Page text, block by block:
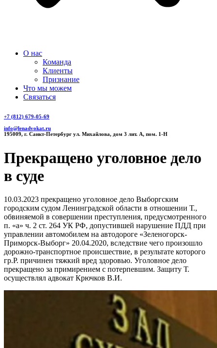
О нас
Команда
Клиенты
Признание
Что мы можем
Связаться
+7 (812) 679-05-69
info@lenadvokat.ru
195009, г. Санкт-Петербург ул. Михайлова, дом 3 лит. А, пом. 1-Н
Прекращено уголовное дело
в суде
10.03.2023 прекращено уголовное дело Выборгским
городским судом Ленинградской области в отношении Т.,
обвиняемой в совершении преступления, предусмотренного
п. «а» ч. 2 ст. 264 УК РФ, допустившей нарушение ПДД при
управлении автомобилем на автодороге «Зеленогорск-
Приморск-Выборг» 20.04.2020, вследствие чего произошло
дорожно-транспортное происшествие, в результате которого
гр.Р. причинен тяжкий вред здоровью. Уголовное дело
прекращено за примирением с потерпевшим. Защиту Т.
осуществлял адвокат Крючков В.И.